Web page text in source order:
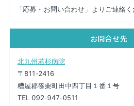
「応募・お問い合わせ」よりご連絡
お問合せ先
北九州若杉病院
〒811-2416
糟屋郡篠栗町田中四丁目１番１号
TEL 092-947-0511